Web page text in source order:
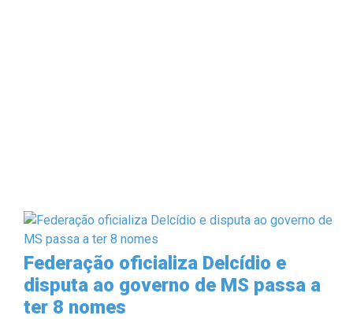
Federação oficializa Delcídio e
disputa ao governo de MS passa a
ter 8 nomes